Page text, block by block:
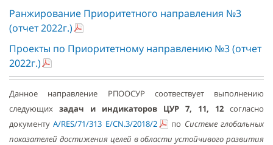
Ранжирование Приоритетного направления №3
(отчет 2022г.)
Проекты по Приоритетному направлению №3 (отчет
2022г.)
Данное направление РПООСУР соотвествует выполнению
следующих задач и индикаторов ЦУР 7, 11, 12 согласно
документуA/RES/71/313 E/CN.3/2018/2 по Системе глобальных
показателей достижения целей в области устойчивого развития